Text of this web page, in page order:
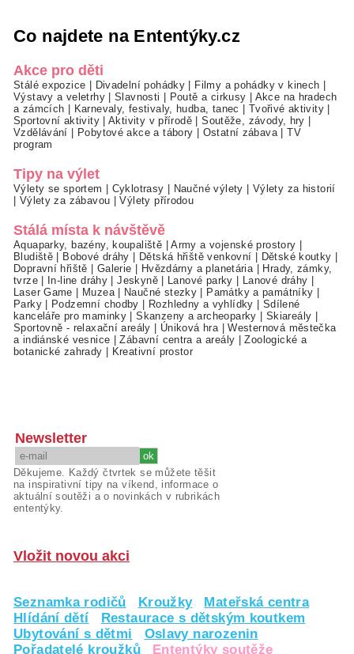
Co najdete na Ententýky.cz
Akce pro děti
Stálé expozice Divadelní pohádky Filmy a pohádky v kinech
Výstavy a veletrhy|Slavnosti Poutě a cirkusy
Akce na hradech
a zámcích
Karnevaly, festivaly, hudba, tanec Tvořivé aktivity
Sportovní aktivity|Aktivity v přírodě |Soutěže, závody, hry
Vzdělávání
Pobytové akce a tábory Ostatní zábava|TV
program
Tipy na výlet
Výlety se sportem Cyklotrasy Naučné výlety
Výlety za historií
Výlety za zábavou |Výlety přírodou
Stálá místa k návštěvě
Aquaparky, bazény, koupaliště |Army a vojenské prostory
Bludiště
Bobové dráhy Dětská hřiště venkovní Dětské koutky
Dopravní hřiště
Galerie Hvězdárny a planetária|
Hrady, zámky,
tvrze| In-line dráhy |Jeskyně| Lanové parky Lanové dráhy
Laser Game
Muzea| Naučné stezky Památky a památníky
Parky| Podzemní chodby Rozhledny a vyhlídky
Sdílené
kanceláře pro maminky |Skanzeny a archeoparky Skiareály
Sportovně - relaxační areály
Úniková hra|Westernová městečka
a indiánské vesnice |Zábavní centra a areály |Zoologické a
botanické zahrady
Kreativní prostor
Newsletter
Děkujeme. Každý čtvrtek se můžete těšit
na inspirativní tipy na víkend, informace o
aktuální soutěži a o novinkách v rubrikách
ententýky.
Vložit novou akci
Seznamka rodičů Kroužky
Mateřská centra
Hlídání dětí
Restaurace s dětským koutkem
Ubytování s dětmi
Oslavy narozenin
Pořadatelé kroužků
Ententýky soutěže